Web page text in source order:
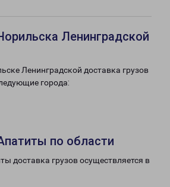
Ленинградской
Ленинградской доставка грузов
города:
по области
доставка грузов осуществляется в